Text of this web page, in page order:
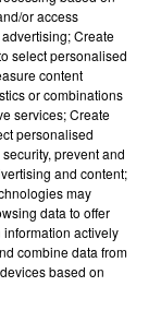
les
pour
or access
Create
select personalised
content
or combinations
services; Create
personalised
prevent and
and content;
may
data to offer
actively
combine data from
based on